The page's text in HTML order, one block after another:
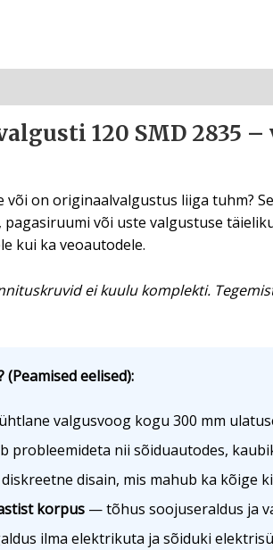
120 SMD 2835
on originaalvalgustus liiga tuhm?
või uste valgustuse
kui ka veoautodele.
ei kuulu komplekti.
eelised):
valgusvoog kogu 300 mm
nii sõiduautodes,
disain, mis mahub ka kõige
korpus— tõhus soojuseraldus ja
ilma elektrikuta ja sõiduki